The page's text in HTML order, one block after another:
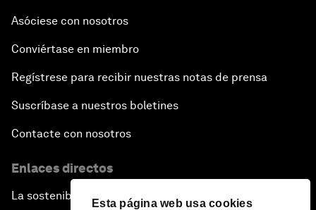
Esta página web usa cookies
Asóciese con nosotros
Conviértase en miembro
Regístrese para recibir nuestras notas de prensa
Suscríbase a nuestros boletines
Contacte con nosotros
Enlaces directos
La sostenibilidad en el Foro